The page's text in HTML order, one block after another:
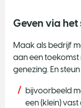
Geven via het
​Maak als bedrijf
aan een
genezing. En
bijvoorbeeld
een (klein)